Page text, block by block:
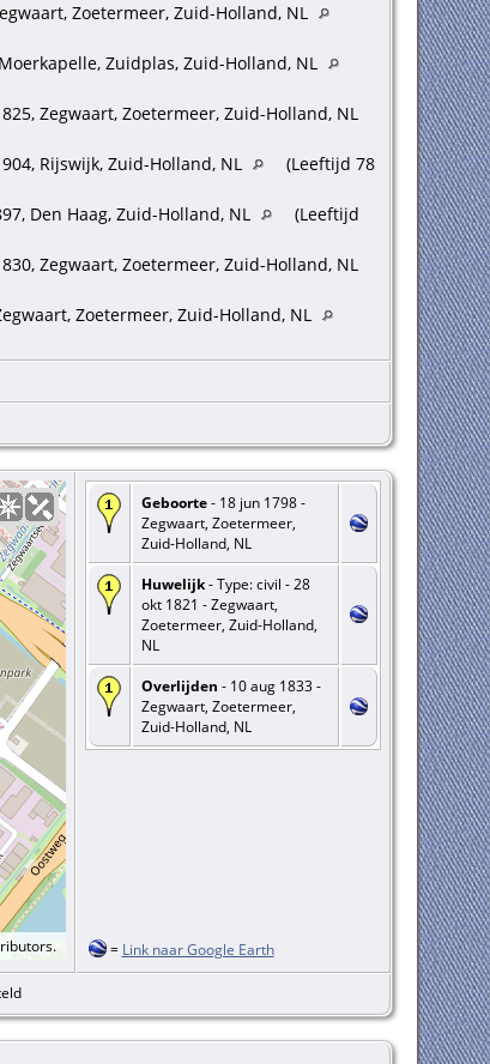
Zoetermeer, Zuid-Holland, NL
Zuidplas, Zuid-Holland, NL
Zegwaart, Zoetermeer, Zuid-Holland, NL
Rijswijk, Zuid-Holland, NL
(Leeftijd 78
Den Haag, Zuid-Holland, NL
(Leeftijd
Zegwaart, Zoetermeer, Zuid-Holland, NL
Zoetermeer, Zuid-Holland, NL
Geboorte- 18 jun 1798 -
Zegwaart, Zoetermeer,
Zuid-Holland, NL
Huwelijk- Type: civil - 28
okt 1821 - Zegwaart,
Zoetermeer, Zuid-Holland,
NL
Overlijden - 10 aug 1833 -
Zegwaart, Zoetermeer,
Zuid-Holland, NL
= Link naar Google Earth